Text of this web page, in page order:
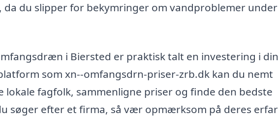
du slipper for bekymringer om vandproblemer
i Biersted er praktisk talt en investering i din
som xn--omfangsdrn-priser-zrb.dk kan du nemt
fagfolk, sammenligne priser og finde den bedste
søger efter et firma, så vær opmærksom på deres